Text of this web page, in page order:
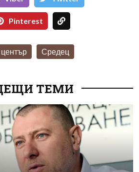
Pinterest
Средец
ТЕМИ